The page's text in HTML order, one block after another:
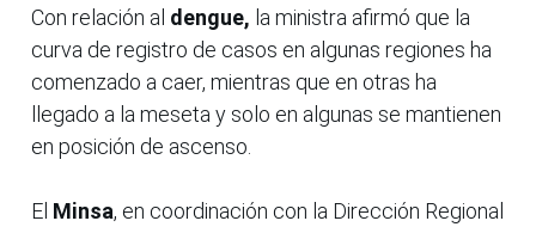
Con relación al dengue, la ministra afirmó que la
curva de registro de casos en algunas regiones ha
comenzado a caer, mientras que en otras ha
llegado a la meseta y solo en algunas se mantienen
en posición de ascenso.
El Minsa, en coordinación con la Dirección Regional